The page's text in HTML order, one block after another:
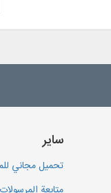
سایر
تحميل مجاني